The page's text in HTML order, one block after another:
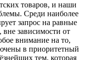
товаров, и наши
Среди наиболее
запрос на равные
зависимости от
внимание на то,
в приоритетный
тем, которая